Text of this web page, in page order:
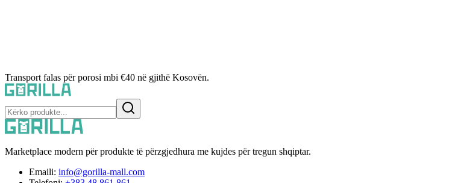
Transport falas për porosi mbi €40 në gjithë Kosovën.
Marketplace modern për produkte të përzgjedhura me kujdes për tregun shqiptar.
Emaili: info@gorilla-mall.com